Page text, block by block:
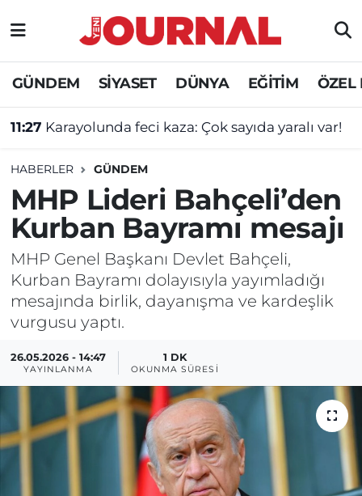
GÜNDEM SİYASET DÜNYA EĞİTİM ÖZEL
11:27 Karayolunda feci kaza: Çok sayıda yaralı var!
HABERLER GÜNDEM
MHP Lideri Bahçeli’den
Kurban Bayramı mesajı
MHP Genel Başkanı Devlet Bahçeli,
Kurban Bayramı dolayısıyla yayımladığı
mesajında birlik, dayanışma ve kardeşlik
vurgusu yaptı.
26.05.2026 - 14:47
YAYINLANMA
1 DK
OKUNMA SÜRESI
GÜNDEM
SİYASET
DÜNYA
EĞİTİM
ÖZEL HABER
Nöbetçi Eczaneler
Hava Durumu
Süper Lig Puan Durumu ve Fikstür
Tüm Manşetler
Son Dakika Haberleri
Haber Arşivi